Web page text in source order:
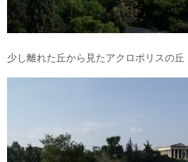
少し離れた丘から見たアクロポリスの丘